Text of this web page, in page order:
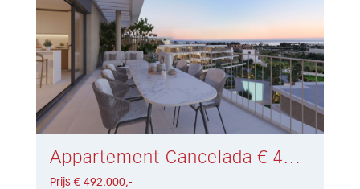
Appartement Cancelada € 492.000,-
Prijs € 492.000,-